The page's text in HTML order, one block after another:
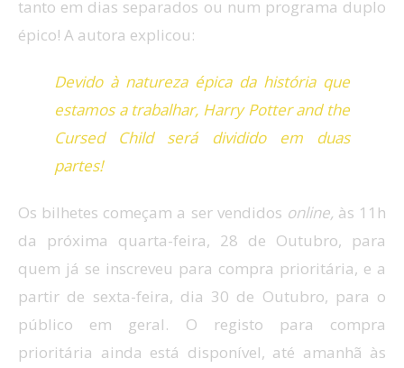
tanto em dias separados ou num programa duplo
épico! A autora explicou:
Devido à natureza épica da história que
estamos a trabalhar, Harry Potter and the
Cursed Child será dividido em duas
partes!
Os bilhetes começam a ser vendidos online, às 11h
da próxima quarta-feira, 28 de Outubro, para
quem já se inscreveu para compra prioritária, e a
partir de sexta-feira, dia 30 de Outubro, para o
público em geral. O registo para compra
prioritária ainda está disponível, até amanhã às